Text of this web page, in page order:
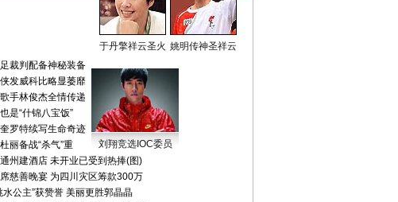
于丹擎祥云圣火 姚明传神圣祥云
裁判配备神秘装备
发威科比略显萎靡
手林俊杰全情传递
是“什锦八宝饭”
罗特续写生命奇迹
丽备战“杀气”重
刘翔竞选IOC委员
州建酒店 未开业已受到热捧(图)
慈善晚宴 为四川灾区筹款300万
水公主”获赞誉 美丽更胜郭晶晶